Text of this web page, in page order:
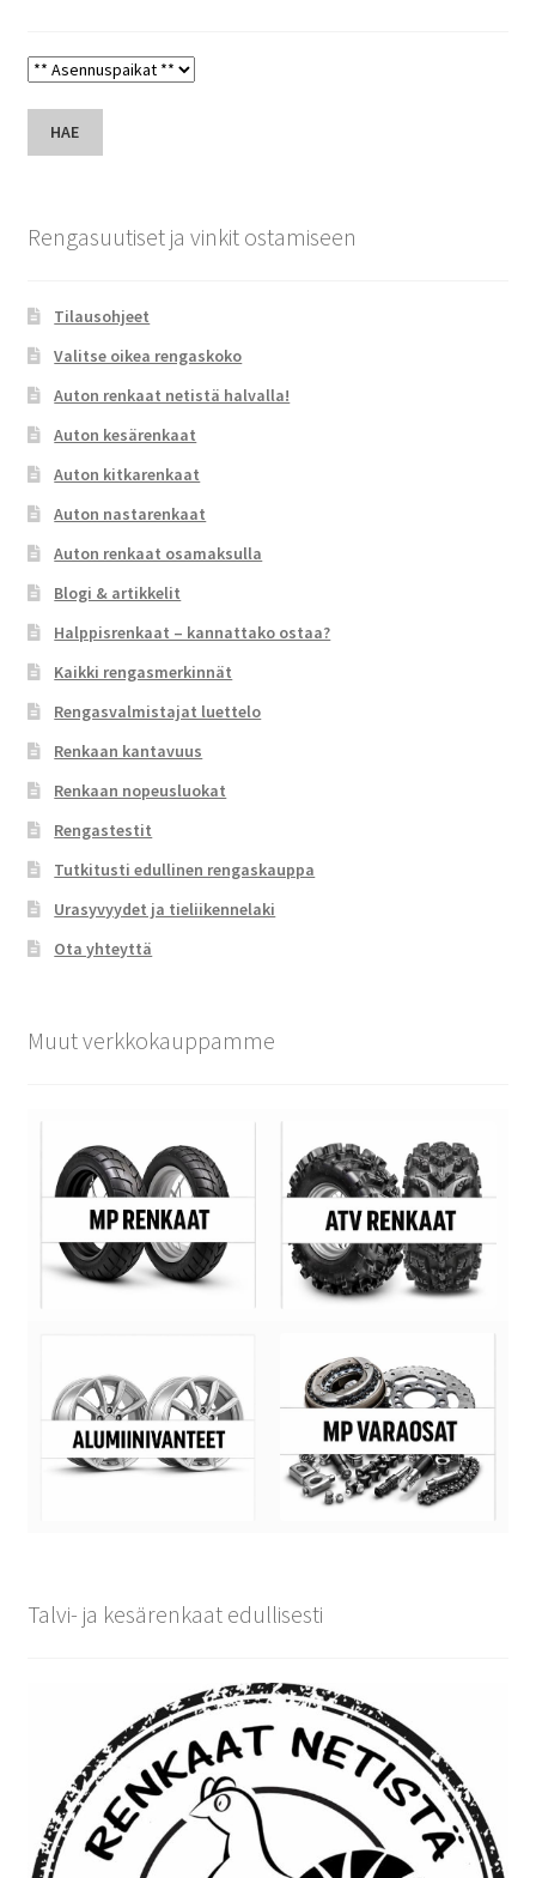
HAE
Rengasuutiset ja vinkit ostamiseen
Tilausohjeet
Valitse oikea rengaskoko
Auton renkaat netistä halvalla!
Auton kesärenkaat
Auton kitkarenkaat
Auton nastarenkaat
Auton renkaat osamaksulla
Blogi & artikkelit
Halppisrenkaat – kannattako ostaa?
Kaikki rengasmerkinnät
Rengasvalmistajat luettelo
Renkaan kantavuus
Renkaan nopeusluokat
Rengastestit
Tutkitusti edullinen rengaskauppa
Urasyvyydet ja tieliikennelaki
Ota yhteyttä
Muut verkkokauppamme
Talvi- ja kesärenkaat edullisesti